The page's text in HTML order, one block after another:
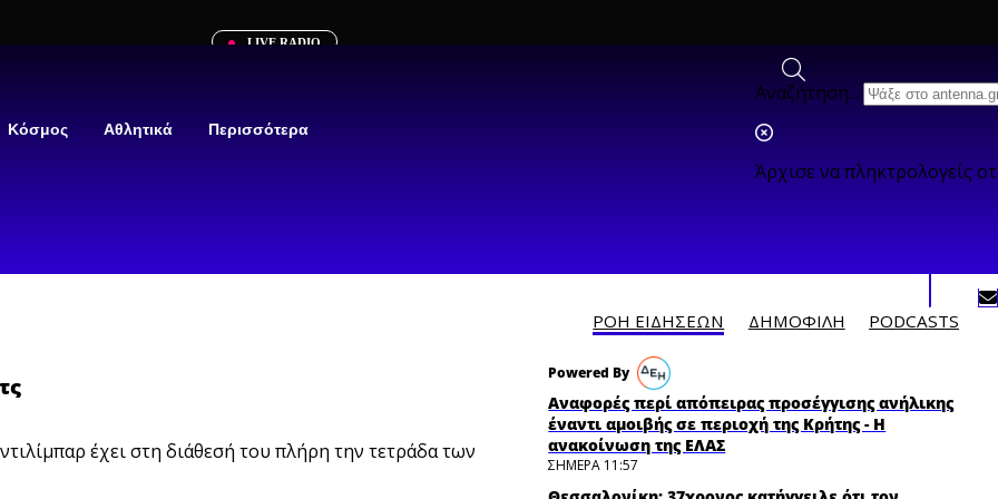
LIVE RADIO
Κόσμος Αθλητικά Περισσότερα
Αναζήτηση...
Άρχισε να πληκτρολογείς
έχει στη διάθεσή του πλήρη την τετράδα των
ΡΟΗ ΕΙΔΗΣΕΩΝ ΔΗΜΟΦΙΛH PODCASTS
Αναφορές περί απόπειρας προσέγγισης ανήλικης
έναντι αμοιβής σε περιοχή της Κρήτης - H
ανακοίνωση της ΕΛΑΣ
ΣΗΜΕΡΑ 11:57